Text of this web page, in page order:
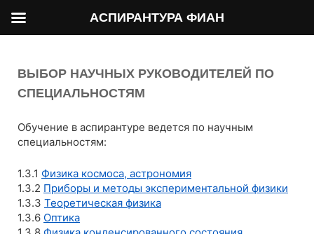
ВЫБОР НАУЧНЫХ РУКОВОДИТЕЛЕЙ ПО
СПЕЦИАЛЬНОСТЯМ
Обучение в аспирантуре ведется по научным
специальностям:
1.3.1 Физика космоса, астрономия
1.3.2 Приборы и методы экспериментальной физики
1.3.3 Теоретическая физика
1.3.6 Оптика
АСПИРАНТУРА ФИАН